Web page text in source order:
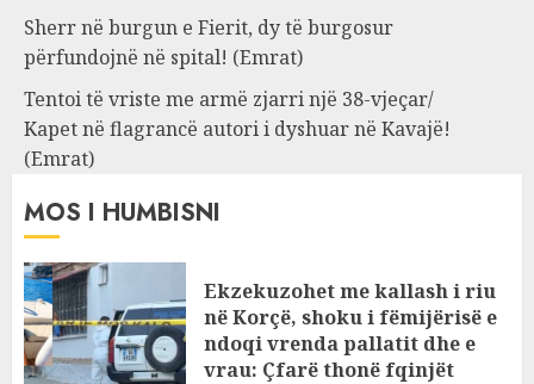
Sherr në burgun e Fierit, dy të burgosur
përfundojnë në spital! (Emrat)
Tentoi të vriste me armë zjarri një 38-vjeçar/
Kapet në flagrancë autori i dyshuar në Kavajë!
(Emrat)
MOS I HUMBISNI
Ekzekuzohet me kallash i riu
në Korçë, shoku i fëmijërisë e
ndoqi vrenda pallatit dhe e
vrau: Çfarë thonë fqinjët